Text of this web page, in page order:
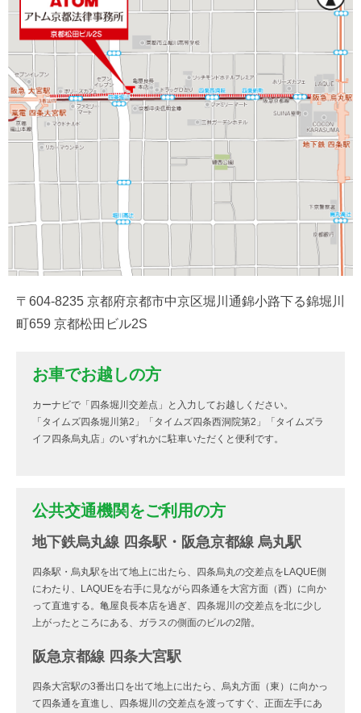
〒604-8235 京都府京都市中京区堀川通錦小路下る錦堀川
町659 京都松田ビル2S
お車でお越しの方
カーナビで「四条堀川交差点」と入力してお越しください。
「タイムズ四条堀川第2」「タイムズ四条西洞院第2」「タイムズラ
イフ四条烏丸店」のいずれかに駐車いただくと便利です。
公共交通機関をご利用の方
地下鉄烏丸線 四条駅・阪急京都線 烏丸駅
四条駅・烏丸駅を出て地上に出たら、四条烏丸の交差点をLAQUE側
にわたり、LAQUEを右手に見ながら四条通を大宮方面（西）に向か
って直進する。亀屋良長本店を過ぎ、四条堀川の交差点を北に少し
上がったところにある、ガラスの側面のビルの2階。
阪急京都線 四条大宮駅
四条大宮駅の3番出口を出て地上に出たら、烏丸方面（東）に向かっ
て四条通を直進し、四条堀川の交差点を渡ってすぐ、正面左手にあ